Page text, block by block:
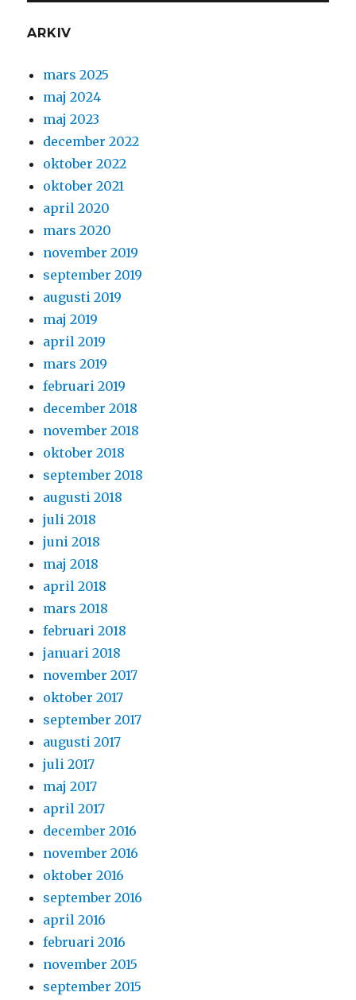
ARKIV
mars 2025
maj 2024
maj 2023
december 2022
oktober 2022
oktober 2021
april 2020
mars 2020
november 2019
september 2019
augusti 2019
maj 2019
april 2019
mars 2019
februari 2019
december 2018
november 2018
oktober 2018
september 2018
augusti 2018
juli 2018
juni 2018
maj 2018
april 2018
mars 2018
februari 2018
januari 2018
november 2017
oktober 2017
september 2017
augusti 2017
juli 2017
maj 2017
april 2017
december 2016
november 2016
oktober 2016
september 2016
april 2016
februari 2016
november 2015
september 2015